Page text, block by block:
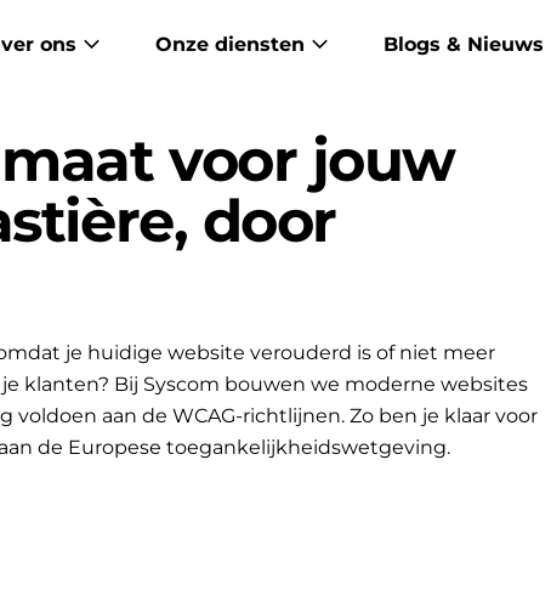
ons Onze diensten Blogs & Nieuws
voor jouw
door
je huidige website verouderd is of niet meer
klanten? Bij Syscom bouwen we moderne websites
aan de WCAG-richtlijnen. Zo ben je klaar voor
de Europese toegankelijkheidswetgeving.